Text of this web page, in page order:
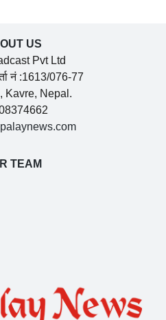
US
Pvt Ltd
नं :1613/076-77
Kavre, Nepal.
TEAM